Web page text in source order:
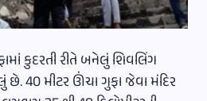
કુદરતી રીતે બનેલું શિવલિંગ
છે. 40 મીટર ઊંચા ગુફા જેવા મંદિર